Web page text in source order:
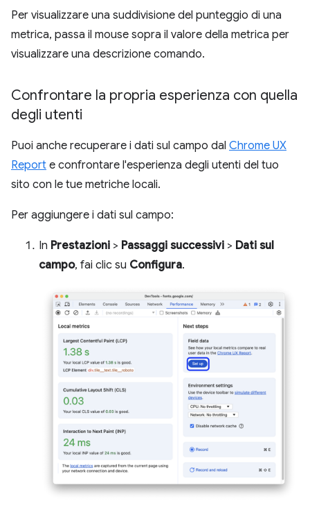
Per visualizzare una suddivisione del punteggio di una
metrica, passa il mouse sopra il valore della metrica per
visualizzare una descrizione comando.
Confrontare la propria esperienza con quella
degli utenti
Puoi anche recuperare i dati sul campo dal Chrome UX
Report e confrontare l'esperienza degli utenti del tuo
sito con le tue metriche locali.
Per aggiungere i dati sul campo:
In Prestazioni > Passaggi successivi > Dati sul
campo, fai clic su Configura.